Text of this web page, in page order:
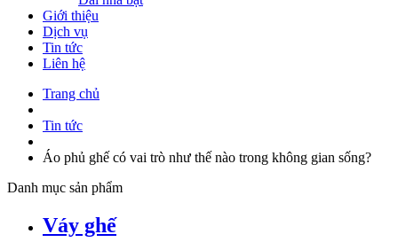
Giới thiệu
Dịch vụ
Tin tức
Liên hệ
Trang chủ
Tin tức
Áo phủ ghế có vai trò như thế nào trong không gian sống?
Danh mục sản phẩm
Váy ghế